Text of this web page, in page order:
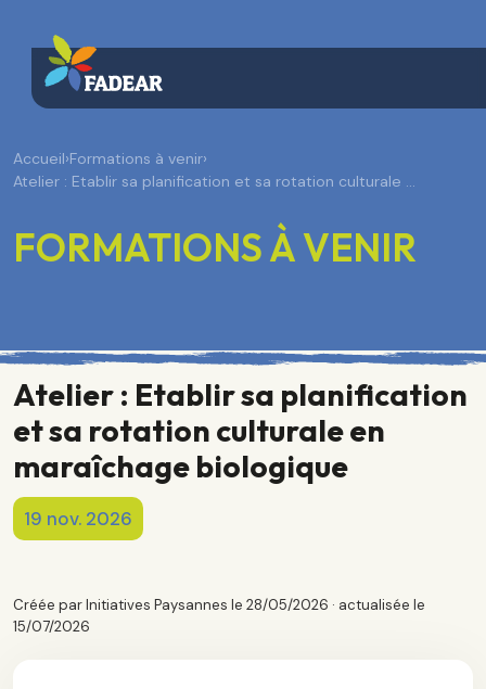
Accueil›Formations à venir›
Atelier : Etablir sa planification et sa rotation culturale …
FORMATIONS À VENIR
Atelier : Etablir sa planification
et sa rotation culturale en
maraîchage biologique
19 nov. 2026
Créée par Initiatives Paysannes le 28/05/2026 · actualisée le
15/07/2026